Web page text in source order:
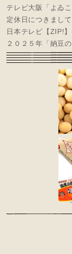
テレビ大阪「よゐ
定休日につきまして
日本テレビ【ZIP!
２０２５年「納豆